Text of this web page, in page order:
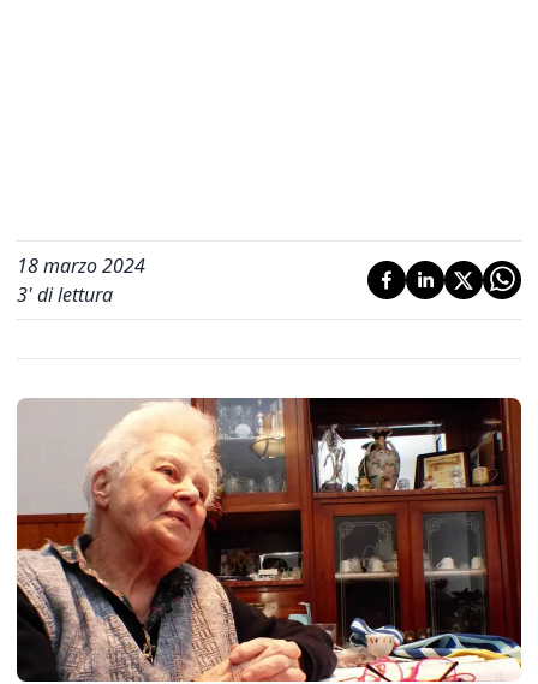
18 marzo 2024
3' di lettura